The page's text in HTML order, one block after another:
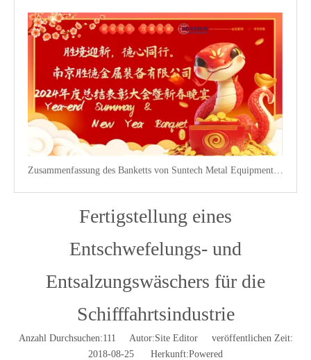
Fertigstellung eines
Entschwefelungs- und
Entsalzungswäschers für die
Schifffahrtsindustrie
Anzahl Durchsuchen:111 Autor:Site Editor veröffentlichen Zeit:
2018-08-25 Herkunft:Powered